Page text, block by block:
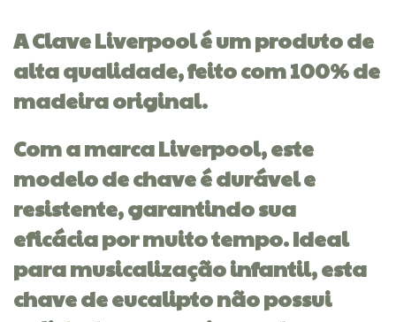
A Clave Liverpool é um produto de
alta qualidade, feito com 100% de
madeira original.
Com a marca Liverpool, este
modelo de chave é durável e
resistente, garantindo sua
eficácia por muito tempo. Ideal
para musicalização infantil, esta
chave de eucalipto não possui